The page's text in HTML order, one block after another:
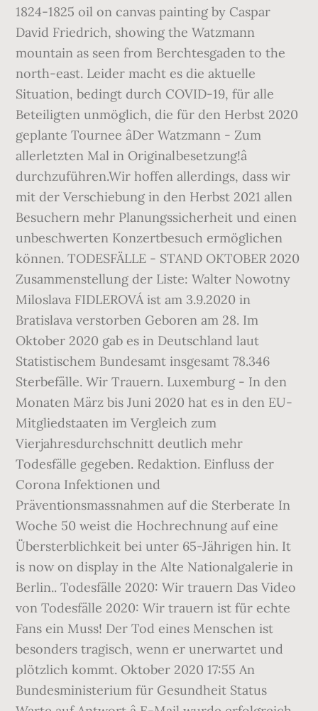
1824-1825 oil on canvas painting by Caspar
David Friedrich, showing the Watzmann
mountain as seen from Berchtesgaden to the
north-east. Leider macht es die aktuelle
Situation, bedingt durch COVID-19, für alle
Beteiligten unmöglich, die für den Herbst 2020
geplante Tournee âDer Watzmann - Zum
allerletzten Mal in Originalbesetzung!â
durchzuführen.Wir hoffen allerdings, dass wir
mit der Verschiebung in den Herbst 2021 allen
Besuchern mehr Planungssicherheit und einen
unbeschwerten Konzertbesuch ermöglichen
können. TODESFÄLLE - STAND OKTOBER 2020
Zusammenstellung der Liste: Walter Nowotny
Miloslava FIDLEROVÁ ist am 3.9.2020 in
Bratislava verstorben Geboren am 28. Im
Oktober 2020 gab es in Deutschland laut
Statistischem Bundesamt insgesamt 78.346
Sterbefälle. Wir Trauern. Luxemburg - In den
Monaten März bis Juni 2020 hat es in den EU-
Mitgliedstaaten im Vergleich zum
Vierjahresdurchschnitt deutlich mehr
Todesfälle gegeben. Redaktion. Einfluss der
Corona Infektionen und
Präventionsmassnahmen auf die Sterberate In
Woche 50 weist die Hochrechnung auf eine
Übersterblichkeit bei unter 65-Jährigen hin. It
is now on display in the Alte Nationalgalerie in
Berlin.. Todesfälle 2020: Wir trauern Das Video
von Todesfälle 2020: Wir trauern ist für echte
Fans ein Muss! Der Tod eines Menschen ist
besonders tragisch, wenn er unerwartet und
plötzlich kommt. Oktober 2020 17:55 An
Bundesministerium für Gesundheit Status